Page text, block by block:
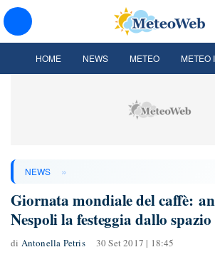
HOME NEWS METEO METEO
NEWS »
Giornata mondiale del caffè:
Nespoli la festeggia dallo
di Antonella Petris 30 Set 2017 | 18:45